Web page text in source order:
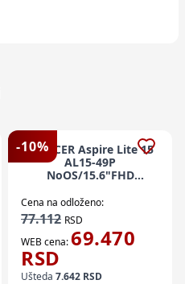
-10%
NB ACER Aspire Lite 15
AL15-49P
NoOS/15.6"FHD
7430U/16GB/512GB/srebrna
NX.DT8EX.001/16
Cena na odloženo:
77.112 RSD
WEB cena:69.470
RSD
Ušteda 7.642 RSD